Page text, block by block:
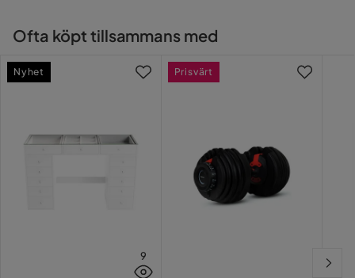
Ofta köpt tillsammans med
9
Nyhet Prisvärt